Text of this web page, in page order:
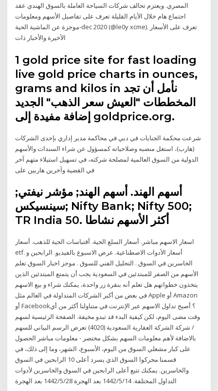
المصري. ويعتزم تحالف شركات السياحة العاملة بالسوق الهندي عقد
اجتماع هام خلال الأيام القليلة تعرف على تفاصيل الأسهم ومعلومات
موجزة عن الماشية الحية-dec 2020 (@le0y xcme). تعرف على الأسعار
الأخيرة والأخبار ذات
1 gold price site for fast loading
live gold price charts in ounces,
grams and kilos in نأمل أن تجد
المخططات "العيش سعر الذهب" الجديد
إضافة مفيدة إلى goldprice.org.
شرعت محكمة الجنايات في دبي في محاكمة مدير إداري بإحدى الشركات
(هارب)، استغل منصبه وصلاحياته كمسؤول عن شراء السندات والأسهم
الدولية من السوق العالمية لمصلحة شركته، في تسهيل استيلاء متهم آخر
في القضية وآخرين هاربين على
أسهم الهند. أسهم الهند; مؤشر نيفتي;
سينسيكس; Nifty Bank; Nifty 500;
اسعار الاسهم مباشر. أسعار السلع الحية. أقتباسات الحية للذهب. أسعار
etf. أسعار الأدوات الاصطناعية. عرض الاسبوع بالفيديو. الرابحين و
الخاسرين في السوق . التحليل الفني للسوق . موجز اخبار السوق تعلم
الأسهم من الصفر للمبتدئين في السعودية يجب أن يتمتع المبتدئين الذين
يتخذون خطواتهم هل تعلم أنه بنقرة زر واحدة، يمكنك شراء و بيع الاسهم
في بعض من أكبر الشركات المتداولة في العالم مثل Apple أو Amazon
أو Facebook؟ أصبح تداول الاسهم عبر الإنترنت في متناولنا أكثر من أي
وقت مضى اليوم، لكن كيفية البدء قد تبدو مخيفة. الصفحة الرئيسية لسهم
/ شركة الشركة العقارية السعودية (4020) تعرض الرسم البياني للسهم
بالاضافة لأهم معلومات السهم بشكل مختصر - معلومات مباشر الحصول
على كبار مشغلي السوق من اليوم، الأسبوع، الشهر، وما إلى ذلك، في
قسمنا محركوا السوق الذي يسرد أعلى 10 الرابحين في السوق
والخاسرين. يمكنك تتبع أعلى الرابحين في السوق والخاسرين لأدوات
التداول المختلفة. 14‏‏/5‏‏/1442 بعد الهجرة 28‏‏/5‏‏/1442 بعد الهجرة